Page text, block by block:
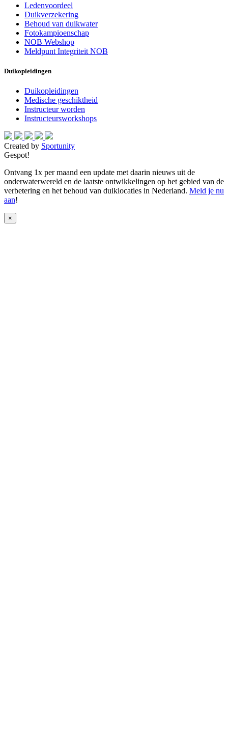
Ledenvoordeel
Duikverzekering
Behoud van duikwater
Fotokampioenschap
NOB Webshop
Meldpunt Integriteit NOB
Duikopleidingen
Duikopleidingen
Medische geschiktheid
Instructeur worden
Instructeursworkshops
Created by Sportunity
Gespot!
Ontvang 1x per maand een update met daarin nieuws uit de
onderwaterwereld en de laatste ontwikkelingen op het gebied van de
verbetering en het behoud van duiklocaties in Nederland. Meld je nu
aan!
×